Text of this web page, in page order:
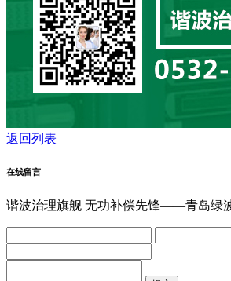
返回列表
在线留言
谐波治理旗舰 无功补偿先锋——青岛绿